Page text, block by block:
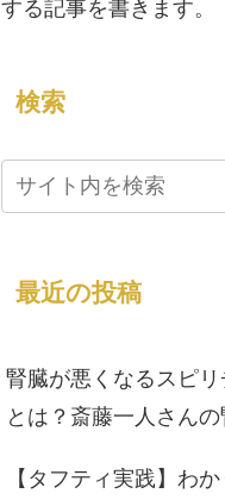
する記事を書きます。
検索
最近の投稿
腎臓が悪くなるスピ
とは？斎藤一人さん
【タフティ実践】わ